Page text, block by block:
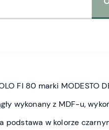
FI 80 marki MODESTO
wykonany z MDF-u,
podstawa w kolorze